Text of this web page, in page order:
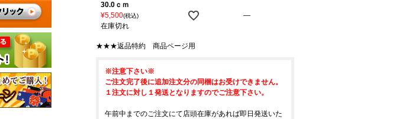
30.0ｃｍ
¥5,500 税込
在庫切れ
—
★★★返品特約 商品ページ用
※注意下さい※
ご注文完了後に追加注文分の同梱はお受けできません。
１注文に対し１発送となりますのでご注意下さい。
午前中までのご注文にて店頭在庫があれば即日発送いた